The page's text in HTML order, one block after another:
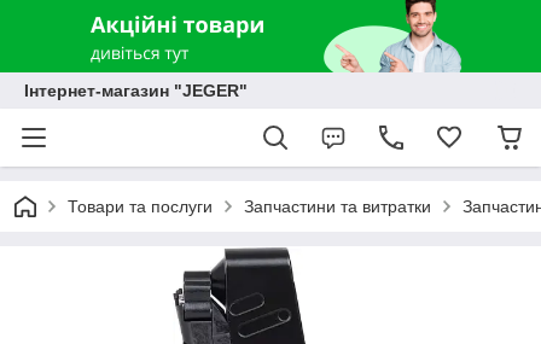
Інтернет-магазин "JEGER"
Товари та послуги Запчастини та витратки